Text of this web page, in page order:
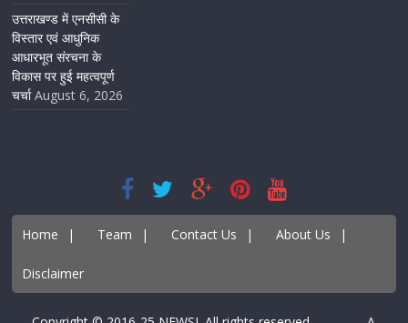
उत्तराखण्ड में एनसीसी के
विस्तार एवं आधुनिक
आधारभूत संरचना के
विकास पर हुई महत्वपूर्ण
चर्चा August 6, 2026
Home | Team | Contact Us | About Us |
Disclaimer